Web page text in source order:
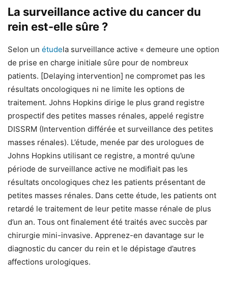
La surveillance active du cancer du
rein est-elle sûre ?
Selon un étudela surveillance active « demeure une option
de prise en charge initiale sûre pour de nombreux
patients. [Delaying intervention] ne compromet pas les
résultats oncologiques ni ne limite les options de
traitement. Johns Hopkins dirige le plus grand registre
prospectif des petites masses rénales, appelé registre
DISSRM (Intervention différée et surveillance des petites
masses rénales). L’étude, menée par des urologues de
Johns Hopkins utilisant ce registre, a montré qu’une
période de surveillance active ne modifiait pas les
résultats oncologiques chez les patients présentant de
petites masses rénales. Dans cette étude, les patients ont
retardé le traitement de leur petite masse rénale de plus
d’un an. Tous ont finalement été traités avec succès par
chirurgie mini-invasive. Apprenez-en davantage sur le
diagnostic du cancer du rein et le dépistage d’autres
affections urologiques.